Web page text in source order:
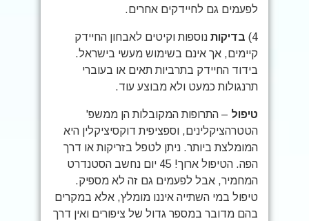
לפעמים גם לחיידקים אחרים.
4) בדיקות נוספות וקיטים לאבחון החיידק
קיימים, אך אינם בשימוש מעשי בישראל.
בידוד החיידק בתרביות תאים או בעוברי
תרנגולות כמעט ולא מבוצע עוד.
טיפול – התרופות המקובלות הן ממשפ'
הטטרהציקלינים, וספציפית דוקסיציקלין היא
המומלצת ביותר. ניתן לטפל בזריקות או דרך
הפה. הטיפול ארוך! 45 יום נחשב הסטנדרט
המחמיר, אבל לפעמים גם זה לא מספיק.
טיפול במי השתייה איננו מומלץ, אלא במקרים
בהם מדובר במספר גדול של ציפורים ואין דרך